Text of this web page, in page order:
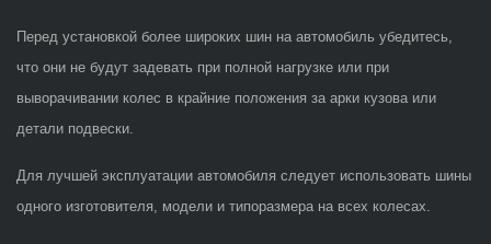
Перед установкой более широких шин на автомобиль убедитесь,
что они не будут задевать при полной нагрузке или при
выворачивании колес в крайние положения за арки кузова или
детали подвески.
Для лучшей эксплуатации автомобиля следует использовать шины
одного изготовителя, модели и типоразмера на всех колесах.